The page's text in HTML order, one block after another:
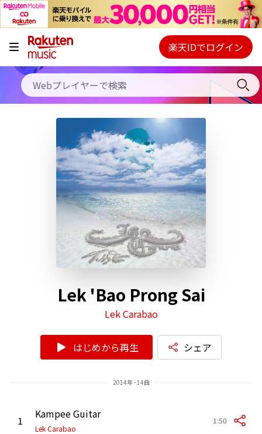
キャンペーン
料金プラン
使い方
初回30日間無料お試し
Webプレイヤー
ご契約内容の確認・変更
楽天IDでログイン
Lek 'Bao Prong Sai
Lek Carabao
はじめから再生 シェア
2014年 - 14曲
1 Kampee Guitar
Lek Carabao
1:50